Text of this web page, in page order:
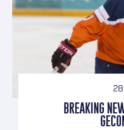
BREAKING